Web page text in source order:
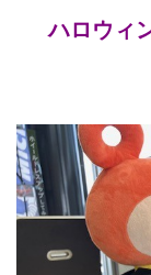
ハロウィ